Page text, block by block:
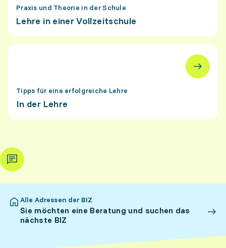
Praxis und Theorie in der Schule
Lehre in einer Vollzeitschule
Tipps für eine erfolgreiche Lehre
In der Lehre
Alle Adressen der BIZ
Sie möchten eine Beratung und suchen das
nächste BIZ